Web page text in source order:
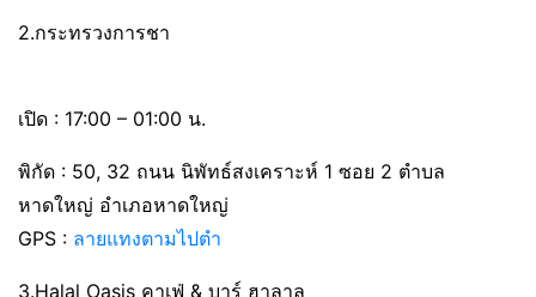
2.กระทรวงการชา
เปิด : 17:00 – 01:00 น.
พิกัด : 50, 32 ถนน นิพัทธ์สงเคราะห์ 1 ซอย 2 ตำบล
หาดใหญ่ อำเภอหาดใหญ่
GPS : ลายแทงตามไปตำ
3.Halal Oasis คาเฟ่ & บาร์ ฮาลาล